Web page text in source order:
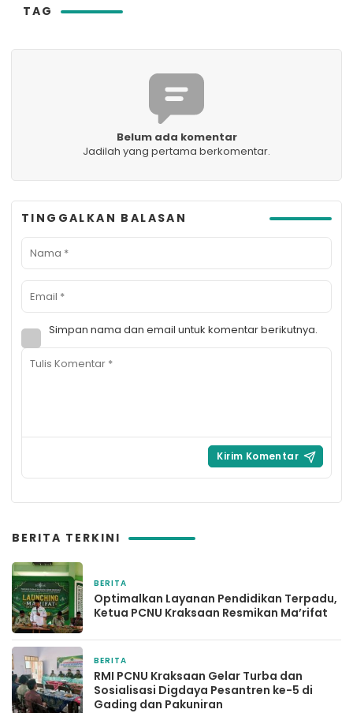
TAG
Belum ada komentar
Jadilah yang pertama berkomentar.
TINGGALKAN BALASAN
Simpan nama dan email untuk komentar berikutnya.
BERITA TERKINI
BERITA
Optimalkan Layanan Pendidikan Terpadu,
Ketua PCNU Kraksaan Resmikan Ma’rifat
BERITA
RMI PCNU Kraksaan Gelar Turba dan
Sosialisasi Digdaya Pesantren ke-5 di
Gading dan Pakuniran